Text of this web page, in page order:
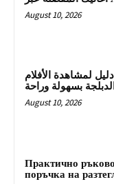
August 10, 2026
لمشاهدة الأفلام
بسهولة وراحة
August 10, 2026
Практично
поръчка на